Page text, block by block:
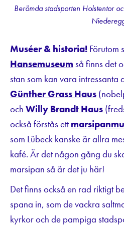
Berömda stadsporten Holstentor
Muséer & historia! Förutom
Hansemuseum så finns det
stan som kan vara intressanta
Günther Grass Haus
och Willy Brandt Haus
också förstås ett
som Lübeck kanske är allra
kafé. Är det någon gång du
marsipan så är det ju här!
Det finns också en rad riktigt
spana in, som de vackra
kyrkor och de pampiga